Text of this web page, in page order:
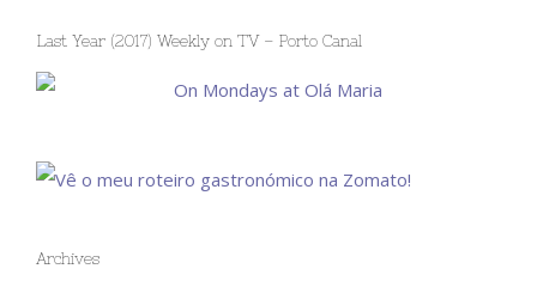
Last Year (2017) Weekly on TV – Porto Canal
Archives